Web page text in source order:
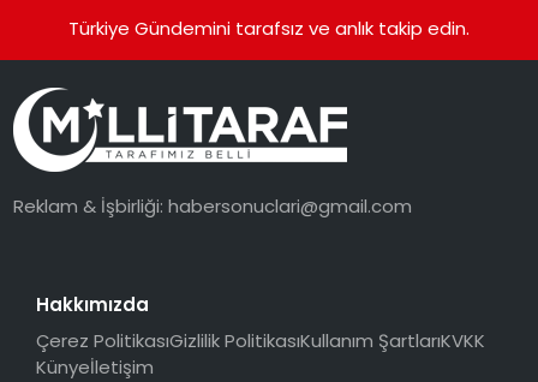
Türkiye Gündemini tarafsız ve anlık takip edin.
Reklam & İşbirliği:habersonuclari@gmail.com
Hakkımızda
Çerez PolitikasıGizlilik PolitikasıKullanım ŞartlarıKVKK
Künyeİletişim